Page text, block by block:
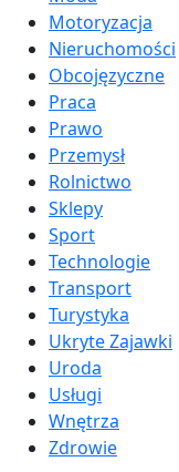
Motoryzacja
Nieruchomości
Obcojęzyczne
Praca
Prawo
Przemysł
Rolnictwo
Sklepy
Sport
Technologie
Transport
Turystyka
Ukryte Zajawki
Uroda
Usługi
Wnętrza
Zdrowie